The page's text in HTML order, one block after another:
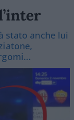
stato anche lui